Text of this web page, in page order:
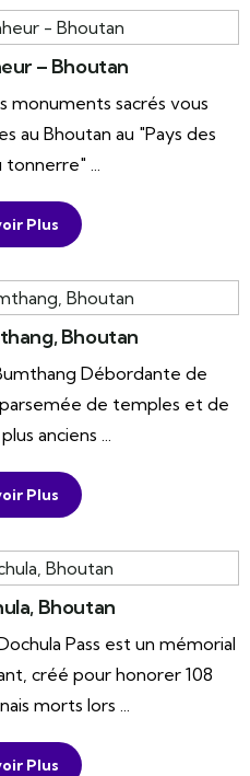
– Bhoutan
monuments sacrés vous
au Bhoutan au "Pays des
tonnerre" ...
Plus
Bhoutan
Débordante de
de temples et de
anciens ...
Plus
Bhoutan
Pass est un mémorial
créé pour honorer 108
morts lors ...
Plus